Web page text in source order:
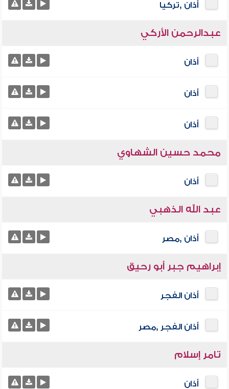
أذان ,تركيا
عبدالرحمن الأركي
أذان
أذان
أذان
محمد حسين الشهاوي
أذان
عبد الله الذهبي
أذان ,مصر
إبراهيم جبر أبو رحيق
أذان الفجر
أذان الفجر ,مصر
تامر إسلام
أذان